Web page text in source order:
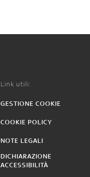
Link utili:
GESTIONE COOKIE
COOKIE POLICY
NOTE LEGALI
DICHIARAZIONE
ACCESSIBILITÀ